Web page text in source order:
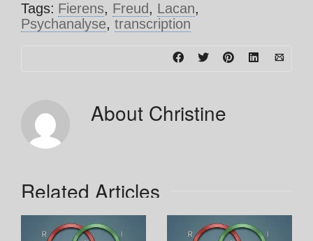
Tags: Fierens, Freud, Lacan,
Psychanalyse, transcription
About Christine
Related Articles